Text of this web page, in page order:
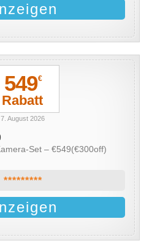
549€
Rabatt
7. August 2026
Set – €549(€300off)
*********